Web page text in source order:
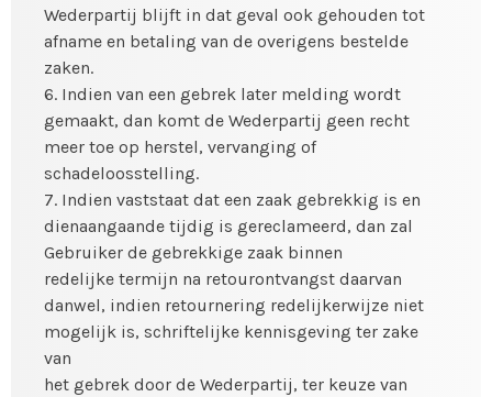
Wederpartij blijft in dat geval ook gehouden tot
afname en betaling van de overigens bestelde
zaken.
6. Indien van een gebrek later melding wordt
gemaakt, dan komt de Wederpartij geen recht
meer toe op herstel, vervanging of
schadeloosstelling.
7. Indien vaststaat dat een zaak gebrekkig is en
dienaangaande tijdig is gereclameerd, dan zal
Gebruiker de gebrekkige zaak binnen
redelijke termijn na retourontvangst daarvan
danwel, indien retournering redelijkerwijze niet
mogelijk is, schriftelijke kennisgeving ter zake
van
het gebrek door de Wederpartij, ter keuze van